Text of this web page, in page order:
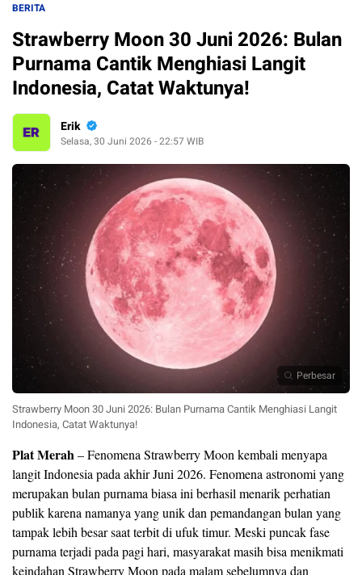
BERITA
Strawberry Moon 30 Juni 2026: Bulan
Purnama Cantik Menghiasi Langit
Indonesia, Catat Waktunya!
Erik
Selasa, 30 Juni 2026 - 22:57 WIB
Perbesar
Strawberry Moon 30 Juni 2026: Bulan Purnama Cantik Menghiasi Langit
Indonesia, Catat Waktunya!
Plat Merah– Fenomena Strawberry Moon kembali menyapa
langit Indonesia pada akhir Juni 2026. Fenomena astronomi yang
merupakan bulan purnama biasa ini berhasil menarik perhatian
publik karena namanya yang unik dan pemandangan bulan yang
tampak lebih besar saat terbit di ufuk timur. Meski puncak fase
purnama terjadi pada pagi hari, masyarakat masih bisa menikmati
keindahan Strawberry Moon pada malam sebelumnya dan